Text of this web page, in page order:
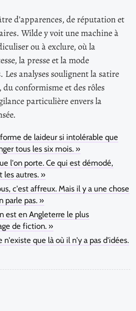
d’apparences, de réputation et
Wilde y voit une machine à
ou à exclure, où la
la presse et la mode
analyses soulignent la satire
du conformisme et des rôles
particulière envers la
de laideur si intolérable que
tous les six mois. »
l'on porte. Ce qui est démodé,
les autres. »
c'est affreux. Mais il y a une chose
parle pas. »
est en Angleterre le plus
de fiction. »
n'existe que là où il n'y a pas d'idées.